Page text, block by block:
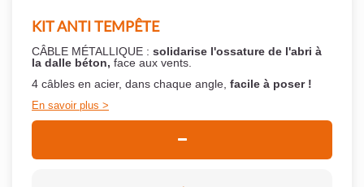
KIT ANTI TEMPÊTE
CÂBLE MÉTALLIQUE : solidarise l'ossature de l'abri à
la dalle béton, face aux vents.
4 câbles en acier, dans chaque angle, facile à poser !
En savoir plus